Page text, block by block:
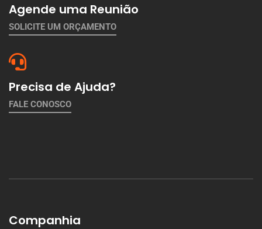
Agende uma Reunião
SOLICITE UM ORÇAMENTO
Precisa de Ajuda?
FALE CONOSCO
Companhia